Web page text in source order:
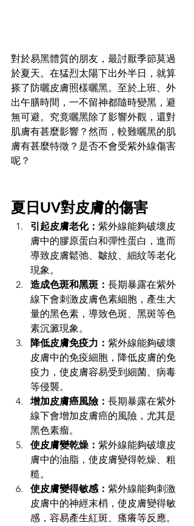
對於易黑體質的朋友，最討厭季節莫過
於夏天。在猛烈太陽下出外半日，就算
搽了防曬皮膚照樣曬黑。至於上班、外
出午膳時間，一不留神都隨時變黑，避
無可避。究竟曬黑除了影響外觀，還對
肌膚有甚麼影響？然而，較難曬黑的肌
膚有甚麼特徵？是否不會受紫外線傷害
呢？
夏日UV對皮膚的傷害
引起皮膚老化： 紫外線能夠破壞皮
膚中的膠原蛋白和彈性蛋白，進而
導致皮膚鬆弛、皺紋、細紋等老化
現象。
造成色斑和黑斑： 長期暴露在紫外
線下會刺激皮膚色素細胞，產生大
量的黑色素，導致色斑、黑斑等色
素沉澱現象。
降低皮膚免疫力： 紫外線能夠破壞
皮膚中的免疫細胞，降低皮膚的免
疫力，使皮膚容易受到細菌、病毒
等侵襲。
增加皮膚癌風險： 長期暴露在紫外
線下會增加皮膚癌的風險，尤其是
黑色素瘤。
使皮膚變乾燥： 紫外線能夠破壞皮
膚中的油脂，使皮膚變得乾燥、粗
糙。
使皮膚變得敏感： 紫外線能夠刺激
皮膚中的神經末梢，使皮膚變得敏
感，容易產生紅斑、瘙癢等反應。